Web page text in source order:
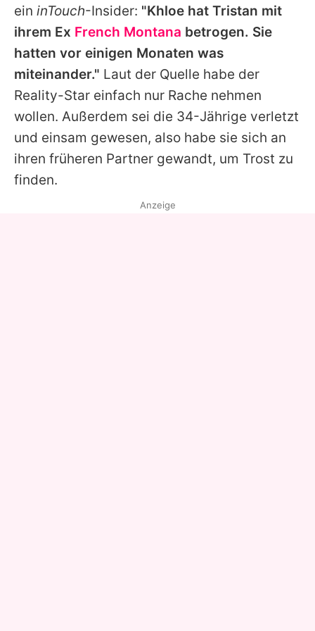
ein inTouch-Insider: "Khloe hat Tristan mit
ihrem Ex French Montana betrogen. Sie
hatten vor einigen Monaten was
miteinander." Laut der Quelle habe der
Reality-Star einfach nur Rache nehmen
wollen. Außerdem sei die 34-Jährige verletzt
und einsam gewesen, also habe sie sich an
ihren früheren Partner gewandt, um Trost zu
finden.
Anzeige